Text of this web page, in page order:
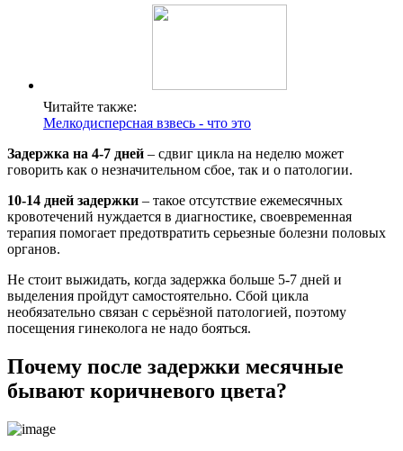
Читайте также:
Мелкодисперсная взвесь - что это
Задержка на 4-7 дней – сдвиг цикла на неделю может
говорить как о незначительном сбое, так и о патологии.
10-14 дней задержки – такое отсутствие ежемесячных
кровотечений нуждается в диагностике, своевременная
терапия помогает предотвратить серьезные болезни половых
органов.
Не стоит выжидать, когда задержка больше 5-7 дней и
выделения пройдут самостоятельно. Сбой цикла
необязательно связан с серьёзной патологией, поэтому
посещения гинеколога не надо бояться.
Почему после задержки месячные
бывают коричневого цвета?